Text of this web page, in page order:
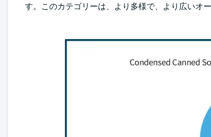
す。このカテゴリーは、より多様で、より広いオ